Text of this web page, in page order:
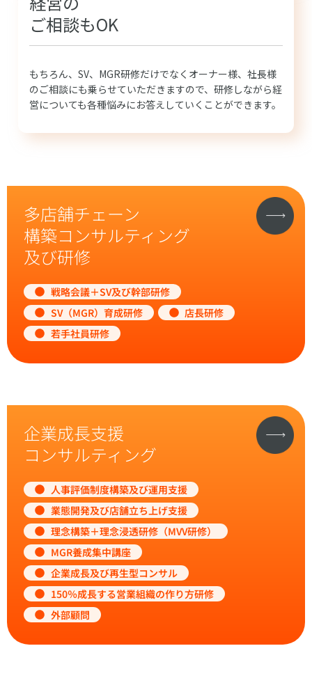
ご相談もOK
もちろん、SV、MGR研修だけでなくオーナー様、社長様
のご相談にも乗らせていただきますので、研修しながら経
営についても各種悩みにお答えしていくことができます。
多店舗チェーン
構築コンサルティング
及び研修
戦略会議＋SV及び幹部研修
SV（MGR）育成研修
店長研修
若手社員研修
企業成長支援
コンサルティング
人事評価制度構築及び運用支援
業態開発及び店舗立ち上げ支援
理念構築＋理念浸透研修（MVV研修）
MGR養成集中講座
企業成長及び再生型コンサル
150％成長する営業組織の作り方研修
外部顧問